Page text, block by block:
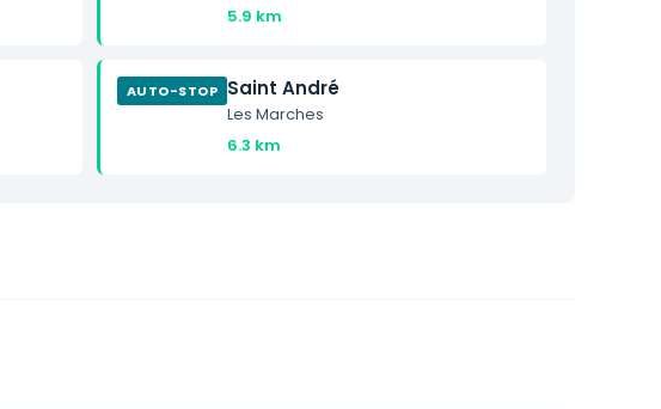
5.9 km
AUTO-STOP Saint André
Les Marches
6.3 km